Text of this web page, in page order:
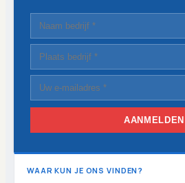
AANMELDEN
WAAR KUN JE ONS VINDEN?